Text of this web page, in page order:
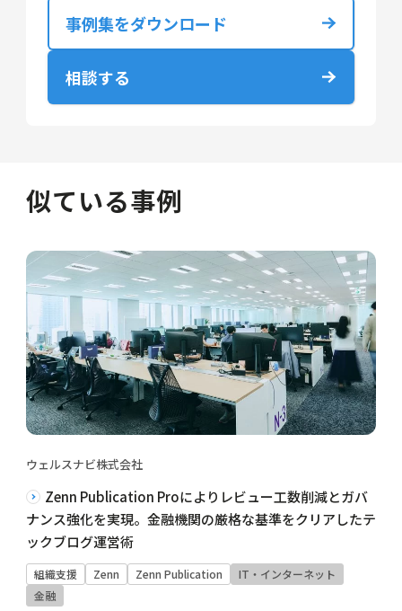
事例集をダウンロード
相談する
似ている事例
ウェルスナビ株式会社
Zenn Publication Proによりレビュー工数削減とガバ
ナンス強化を実現。金融機関の厳格な基準をクリアしたテ
ックブログ運営術
組織支援 Zenn Zenn Publication
IT・インターネット
金融